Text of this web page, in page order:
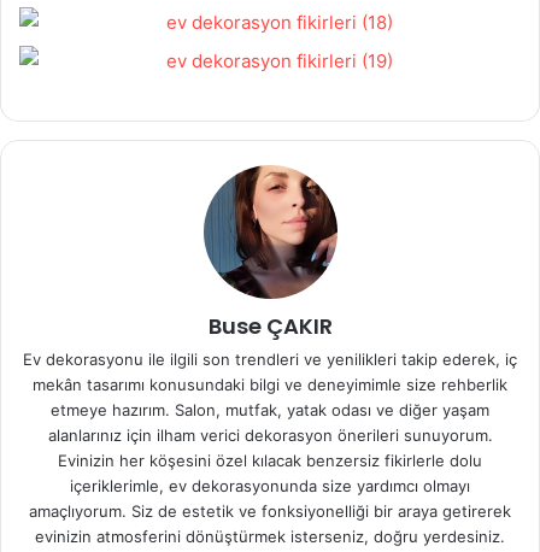
Buse ÇAKIR
Ev dekorasyonu ile ilgili son trendleri ve yenilikleri takip ederek, iç
mekân tasarımı konusundaki bilgi ve deneyimimle size rehberlik
etmeye hazırım. Salon, mutfak, yatak odası ve diğer yaşam
alanlarınız için ilham verici dekorasyon önerileri sunuyorum.
Evinizin her köşesini özel kılacak benzersiz fikirlerle dolu
içeriklerimle, ev dekorasyonunda size yardımcı olmayı
amaçlıyorum. Siz de estetik ve fonksiyonelliği bir araya getirerek
evinizin atmosferini dönüştürmek isterseniz, doğru yerdesiniz.